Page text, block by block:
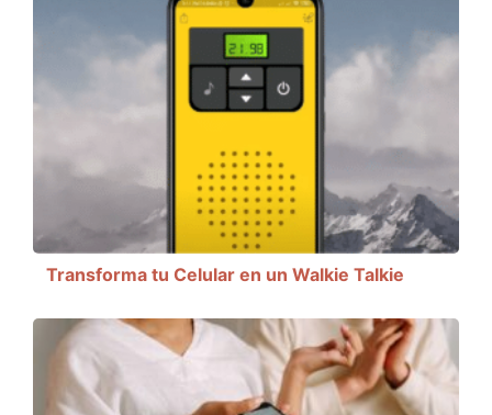
Transforma tu Celular en un Walkie Talkie